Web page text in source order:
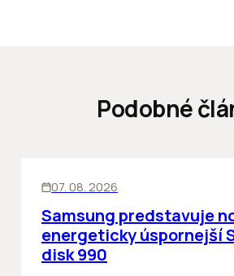
Podobné
07. 08. 2026
Samsung predstavuje
energeticky úspornejší
disk 990